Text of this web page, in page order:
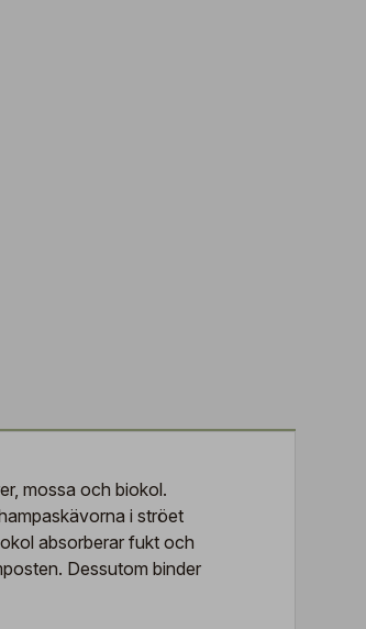
mossa och biokol.
i ströet
absorberar fukt och
Dessutom binder